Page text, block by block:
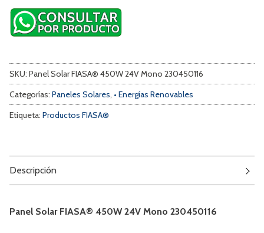
SKU: Panel Solar FIASA® 450W 24V Mono 230450116
Categorías: Paneles Solares, • Energías Renovables
Etiqueta: Productos FIASA®
Descripción
Panel Solar FIASA® 450W 24V Mono 230450116